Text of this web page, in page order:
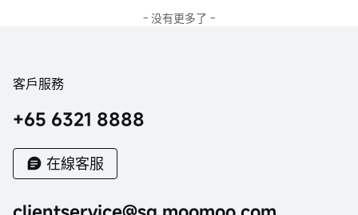
- 没有更多了 -
客戶服務
+65 6321 8888
在線客服